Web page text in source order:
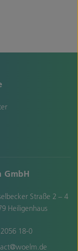
GmbH
Straße 2 – 4
Heiligenhaus
18-0